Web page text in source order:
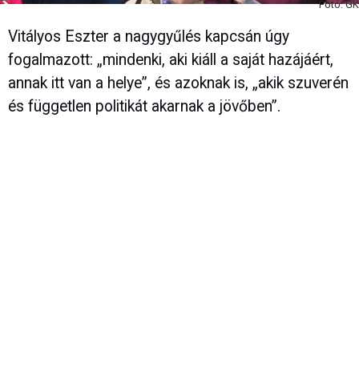
Fotó: GK
Vitályos Eszter a nagygyűlés kapcsán úgy
fogalmazott: „mindenki, aki kiáll a saját hazájáért,
annak itt van a helye”, és azoknak is, „akik szuverén
és független politikát akarnak a jövőben”.